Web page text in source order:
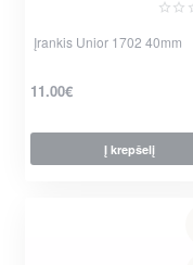
Įrankis Unior 1702 40mm
11.00€
Į krepšelį